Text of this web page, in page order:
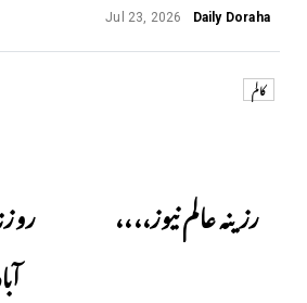
Daily Doraha
Jul 23, 2026
کالم
رزینہ عالم نیوز،،،،
آباد 4